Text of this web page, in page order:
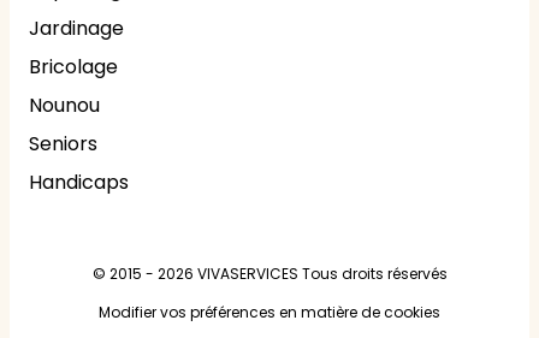
Jardinage
Bricolage
Nounou
Seniors
Handicaps
© 2015 - 2026 VIVASERVICES Tous droits réservés
Modifier vos préférences en matière de cookies